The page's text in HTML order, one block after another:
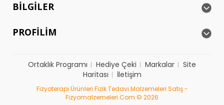
BILGILER
PROFILIM
Ortaklık Programı Hediye Çeki Markalar
Site
Haritası
İletişim
Fizyoterapi Ürünleri Fizik Tedavi Malzemeleri Satış -
Fizyomalzemeleri.com © 2026